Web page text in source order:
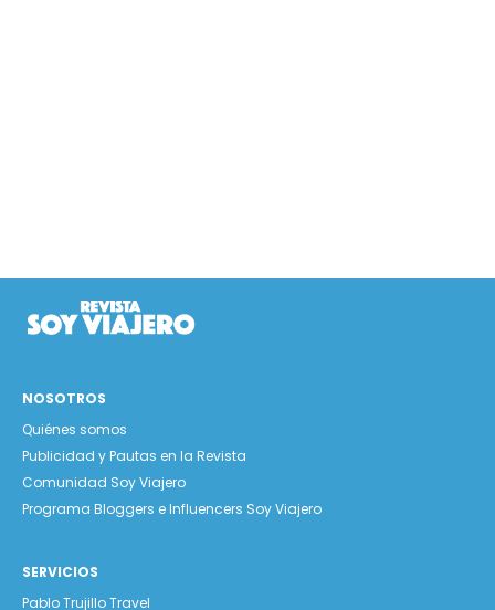
NOSOTROS
Quiénes somos
Publicidad y Pautas en la Revista
Comunidad Soy Viajero
Programa Bloggers e Influencers Soy Viajero
SERVICIOS
Pablo Trujillo Travel